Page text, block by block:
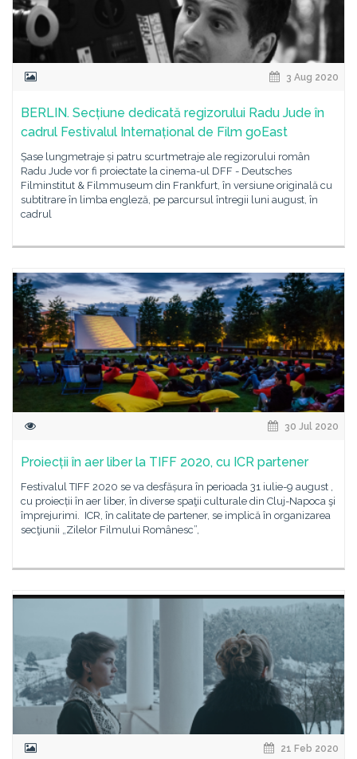
3 Aug 2020
BERLIN. Secțiune dedicată regizorului Radu Jude în
cadrul Festivalul Internațional de Film goEast
Șase lungmetraje și patru scurtmetraje ale regizorului român
Radu Jude vor fi proiectate la cinema-ul DFF - Deutsches
Filminstitut & Filmmuseum din Frankfurt, în versiune originală cu
subtitrare în limba engleză, pe parcursul întregii luni august, în
cadrul
30 Jul 2020
Proiecții în aer liber la TIFF 2020, cu ICR partener
Festivalul TIFF 2020 se va desfășura în perioada 31 iulie-9 august ,
cu proiecții în aer liber, în diverse spaţii culturale din Cluj-Napoca şi
împrejurimi. ICR, în calitate de partener, se implică în organizarea
secţiunii „Zilelor Filmului Românesc”,
21 Feb 2020